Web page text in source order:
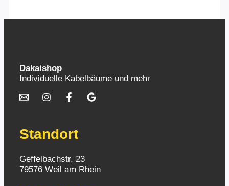
Dakaishop
Individuelle Kabelbäume und mehr
Standort
Geffelbachstr. 23
79576 Weil am Rhein